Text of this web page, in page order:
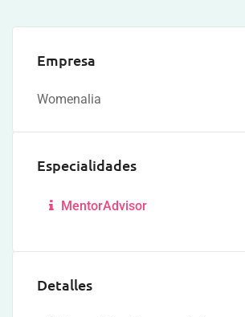
Empresa
Womenalia
Especialidades
MentorAdvisor
Detalles